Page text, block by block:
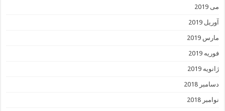
می 2019
آوریل 2019
مارس 2019
فوریه 2019
ژانویه 2019
دسامبر 2018
نوامبر 2018